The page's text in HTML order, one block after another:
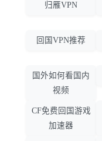
归雁VPN
回国VPN推荐
国外如何看国内
视频
CF免费回国游戏
加速器